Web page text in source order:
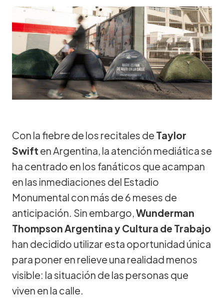
Con la fiebre de los recitales de Taylor
Swift en Argentina, la atención mediática se
ha centrado en los fanáticos que acampan
en las inmediaciones del Estadio
Monumental con más de 6 meses de
anticipación. Sin embargo, Wunderman
Thompson Argentina y Cultura de Trabajo
han decidido utilizar esta oportunidad única
para poner en relieve una realidad menos
visible: la situación de las personas que
viven en la calle.